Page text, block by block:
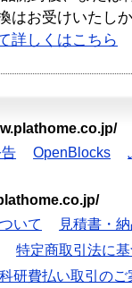
はお受けいたし
詳しくはこちら
OpenBlocks
いて
見積書・
特定商取引法に
研費払い取引のご